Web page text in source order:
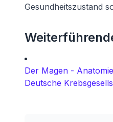
Gesundheitszustand
Der Magen -
Deutsche